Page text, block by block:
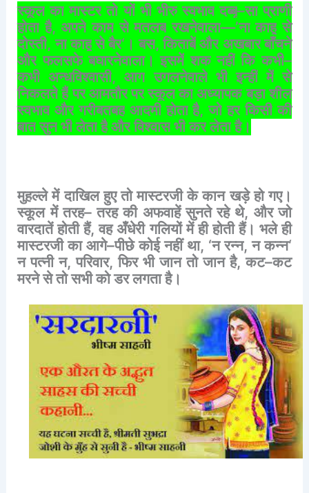
स्कूल का मास्टर तो यों भी भीरु स्वभाव दब्बू–सा प्राणी
होता है,अपने काम से मतलब रखनेवाला—’ना काहू से
दोस्ती,ना काहू से बैर‘ । बस,किताबें और अखबार बाँचने
और फलसफे बघारनेवाला। इसमें शक नहीं कि कभी–
कभी अन्धविश्वासी,आग उगलनेवाले भी इन्हीं में से
निकलते हैं पर आमतौरपरस्कूल का अध्यापक बड़ाशील
स्वभाव और गरीबतबह आदमी होता है,जो हर किसी की
बात सुन भी लेता है और विश्वास भी कर लेता है।
मुहल्ले में दाखिल हुए तो मास्टरजी के कान खड़े हो गए।
स्कूल में तरह–तरह की अफवाहें सुनते रहे थे, और जो
वारदातें होती हैं,वह अँधेरी गलियों में ही होती हैं। भले ही
मास्टरजी का आगे–पीछे कोई नहीं था, ‘न रन्न,न कन्न‘
न पत्नी न,परिवार,फिर भी जान तो जान है,कट–कट
मरनेसेतोसभीकोडरलगताहै।